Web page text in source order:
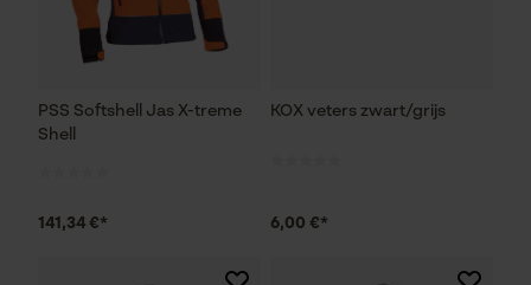
PSS Softshell Jas X-treme
Shell
141,34 €*
KOX veters zwart/grijs
6,00 €*